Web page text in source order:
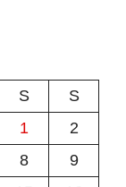
S
S
1
2
8
9